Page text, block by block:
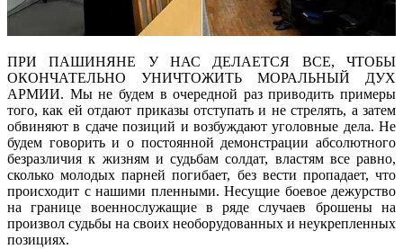
ПРИ ПАШИНЯНЕ У НАС ДЕЛАЕТСЯ ВСЕ, ЧТОБЫ
ОКОНЧАТЕЛЬНО УНИЧТОЖИТЬ МОРАЛЬНЫЙ ДУХ
АРМИИ. Мы не будем в очередной раз приводить примеры
того, как ей отдают приказы отступать и не стрелять, а затем
обвиняют в сдаче позиций и возбуждают уголовные дела. Не
будем говорить и о постоянной демонстрации абсолютного
безразличия к жизням и судьбам солдат, властям все равно,
сколько молодых парней погибает, без вести пропадает, что
происходит с нашими пленными. Несущие боевое дежурство
на границе военнослужащие в ряде случаев брошены на
произвол судьбы на своих необорудованных и неукрепленных
позициях.